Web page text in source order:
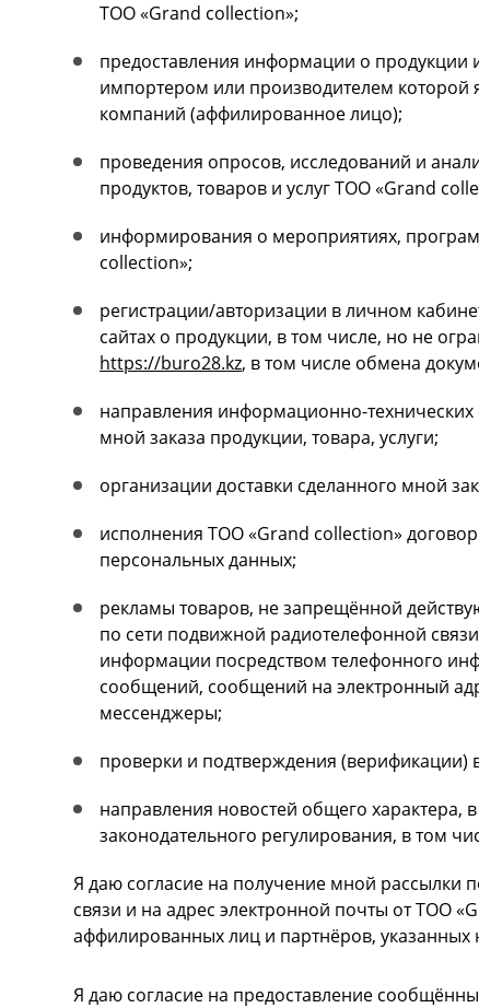
ТОО «Grand collection»;
предоставления информации о продукции
импортером или производителем которой
компаний (аффилированное лицо);
проведения опросов, исследований и
продуктов, товаров и услуг ТОО «Grand
информирования о мероприятиях,
collection»;
регистрации/авторизации в личном
сайтах о продукции, в том числе, но не
https://buro28.kz, в том числе обмена
направления информационно-
мной заказа продукции, товара, услуги;
организации доставки сделанного мной
исполнения ТОО «Grand collection»
персональных данных;
рекламы товаров, не запрещённой
по сети подвижной радиотелефонной
информации посредством телефонного
сообщений, сообщений на электронный
мессенджеры;
проверки и подтверждения (верификации)
направления новостей общего характера,
законодательного регулирования, в том
Я даю согласие на получение мной рассылки
связи и на адрес электронной почты от ТОО
аффилированных лиц и партнёров, указанных
Я даю согласие на предоставление